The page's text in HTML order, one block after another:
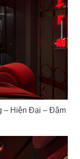
– Hiện Đại – Đậm